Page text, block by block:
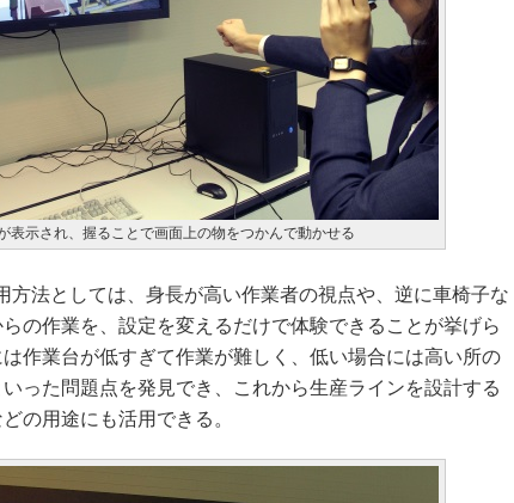
表示され、握ることで画面上の物をつかんで動かせる
法としては、身長が高い作業者の視点や、逆に車椅子な
の作業を、設定を変えるだけで体験できることが挙げら
作業台が低すぎて作業が難しく、低い場合には高い所の
った問題点を発見でき、これから生産ラインを設計する
の用途にも活用できる。